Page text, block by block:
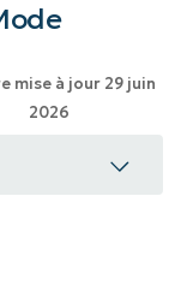
mise à jour 29 juin
2026